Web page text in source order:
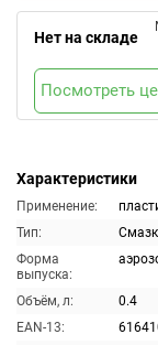
Характеристики
Применение:
Тип:
Форма
выпуска:
Объём, л:
0.4
EAN-13:
Нет на складе
Посмотреть